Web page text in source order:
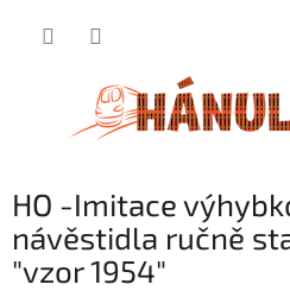
HO -Imitace
návěstidla ručně
"vzor 1954"